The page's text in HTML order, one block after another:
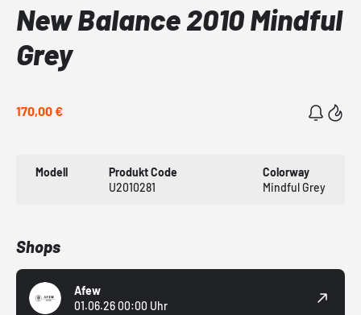
New Balance 2010 Mindful
Grey
170,00 €
Modell
Produkt Code
U2010281
Colorway
Mindful Grey
Shops
Afew
01.06.26 00:00 Uhr